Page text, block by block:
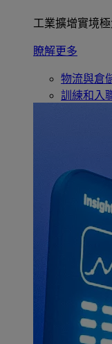
工業擴增實境
瞭解更多
物流與倉
訓練和入